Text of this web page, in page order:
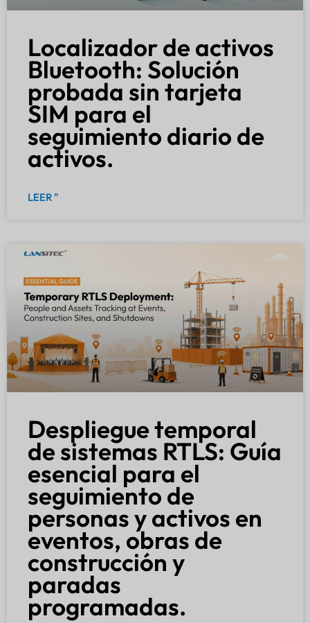
Localizador de activos
Bluetooth: Solución
probada sin tarjeta
SIM para el
seguimiento diario de
activos.
LEER "
Despliegue temporal
de sistemas RTLS: Guía
esencial para el
seguimiento de
personas y activos en
eventos, obras de
construcción y
paradas
programadas.